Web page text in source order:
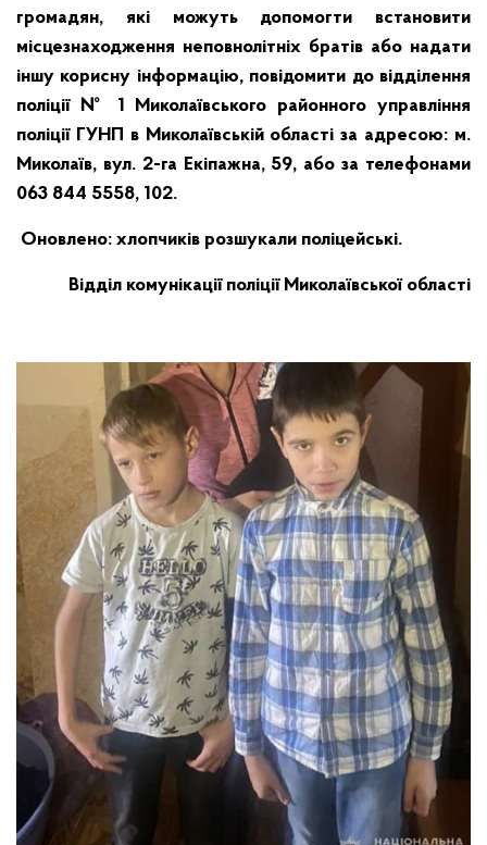
громадян, які можуть допомогти встановити
місцезнаходження неповнолітніх братів або надати
іншу корисну інформацію, повідомити до відділення
поліції № 1 Миколаївського районного управління
поліції ГУНП в Миколаївській області за адресою: м.
Миколаїв, вул. 2-га Екіпажна, 59, або за телефонами
063 844 5558, 102.
Оновлено: хлопчиків розшукали поліцейські.
Відділ комунікації поліції Миколаївської області